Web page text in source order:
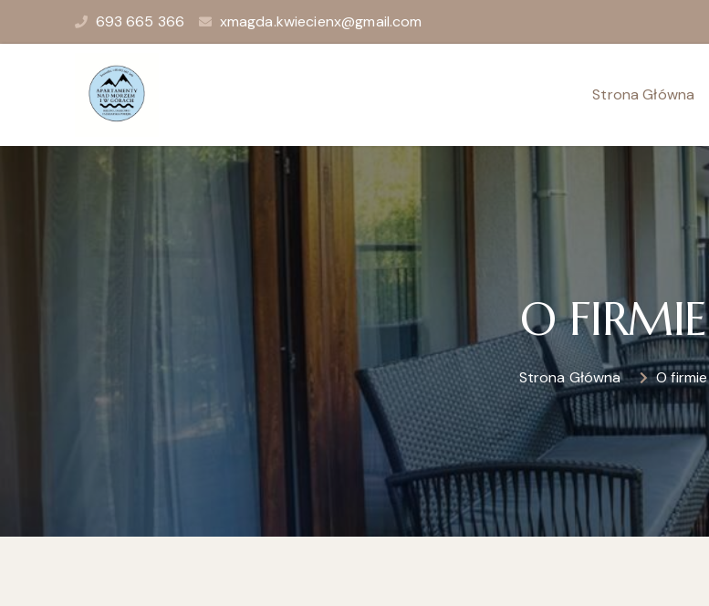
693 665 366 xmagda.kwiecienx@gmail.com
Strona Główna
O FIRMIE
Strona Główna O firmie